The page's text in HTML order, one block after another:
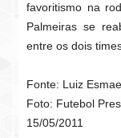
favoritismo na
Palmeiras se
entre os dois
Fonte: Luiz
Foto: Futebol
15/05/2011